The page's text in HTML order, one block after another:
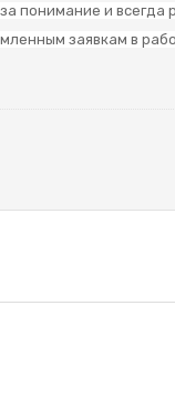
понимание и всегда
заявкам в